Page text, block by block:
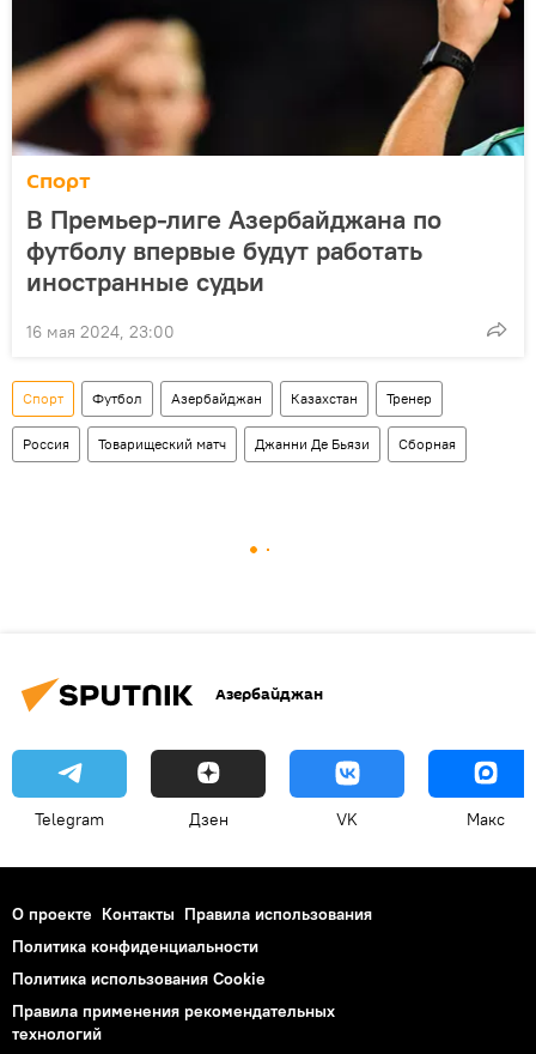
Спорт
В Премьер-лиге Азербайджана по
футболу впервые будут работать
иностранные судьи
16 мая 2024, 23:00
Спорт Футбол Азербайджан Казахстан Тренер
Россия Товарищеский матч Джанни Де Бьязи Сборная
Азербайджан
Telegram Дзен VK Макс
О проекте Контакты Правила использования
Политика конфиденциальности
Политика использования Cookie
Правила применения рекомендательных
технологий